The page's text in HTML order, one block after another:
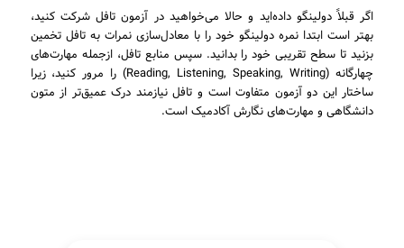
اگر قبلاً دولینگو داده‌اید و حالا می‌خواهید در آزمون تافل شرکت کنید،
بهتر است ابتدا نمره دولینگو خود را با معادل‌سازی نمرات به تافل تخمین
بزنید تا سطح تقریبی خود را بدانید. سپس منابع تافل، ازجمله مهارت‌های
چهارگانه (Reading, Listening, Speaking, Writing) را مرور کنید، زیرا
ساختار این دو آزمون متفاوت است و تافل نیازمند درک عمیق‌تر از متون
دانشگاهی و مهارت‌های نگارش آکادمیک است.